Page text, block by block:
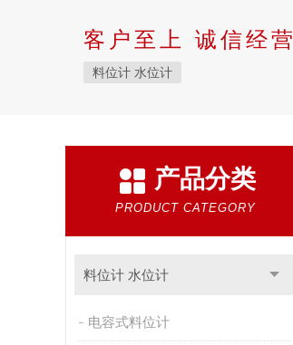
客户至上 诚信经营
料位计 水位计
产品分类
PRODUCT CATEGORY
料位计 水位计
电容式料位计